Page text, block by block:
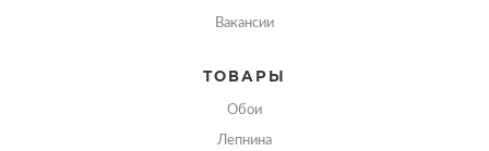
Вакансии
ТОВАРЫ
Обои
Лепнина